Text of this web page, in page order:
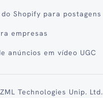
Shopify para postagens
empresas
anúncios em vídeo UGC
Technologies Unip.